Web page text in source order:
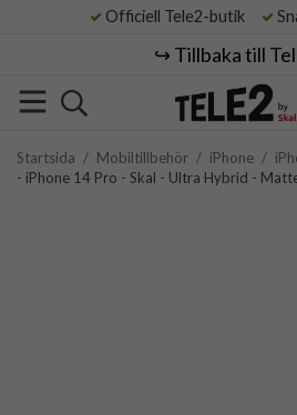
Officiell Tele2-butik
↪️ Tillbaka till
Startsida / Mobiltillbehör / iPhone /
- iPhone 14 Pro - Skal - Ultra Hybrid -